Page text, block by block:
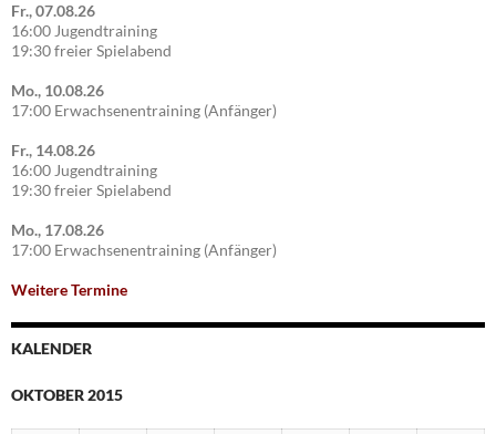
Fr., 07.08.26
16:00 Jugendtraining
19:30 freier Spielabend
Mo., 10.08.26
17:00 Erwachsenentraining (Anfänger)
Fr., 14.08.26
16:00 Jugendtraining
19:30 freier Spielabend
Mo., 17.08.26
17:00 Erwachsenentraining (Anfänger)
Weitere Termine
KALENDER
OKTOBER 2015